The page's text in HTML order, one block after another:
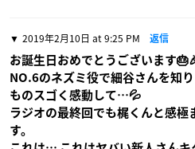
2019年2月10日 at 9:25 PM 返信
お誕生日おめでとうございます
NO.6のネズミ役で細谷さんを知り
ものスゴく感動して…💦
ラジオの最終回でも梶くんと感極
す。